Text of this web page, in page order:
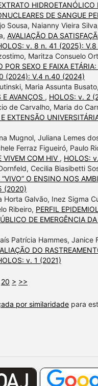
HIDROETANÓLICO
DE SANGUE
Sousa, Naianny Vieira
AVALIAÇÃO DA
v. 8 n. 41 (2025):
Maritza Consuelo
SEXO E FAIXA
(2024): V.4 n.40 (2024)
Maria Assunta Busato,
AVANÇOS , HOLOS: v. 2
de Carvalho, Maria do
EXTENSÃO
Mugnol, Juliana Lemes
Ferraz Figueiró, Paulo
VIVEM COM HIV , HOLOS:
Cecilia Biasibetti
O ENSINO NOS
(2020)
Galvão, Inez Sigma
Ribeiro, PERFIL
DE EMERGÊNCIA
Patrícia Hammes, Janice
DO
v. 1 (2021)
20 > >>
por similaridade para